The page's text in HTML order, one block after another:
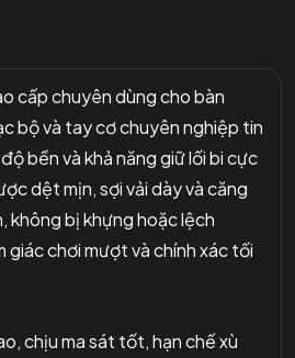
cấp chuyên dùng cho bàn
bộ và tay cơ chuyên nghiệp tin
bền và khả năng giữ lối bi cực
dệt mịn, sợi vải dày và căng
không bị khựng hoặc lệch
giác chơi mượt và chính xác tối
chịu ma sát tốt, hạn chế xù